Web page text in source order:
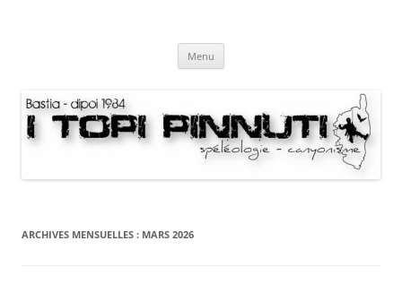
Menu
ARCHIVES MENSUELLES : MARS 2026